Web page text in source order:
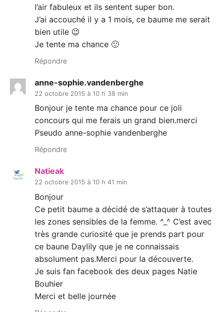
l’air fabuleux et ils sentent super bon.
J’ai accouché il y a 1 mois, ce baume me serait
bien utile 😉
Je tente ma chance 🙂
Répondre
anne-sophie.vandenberghe
22 octobre 2015 à 10 h 38 min
Bonjour je tente ma chance pour ce joli
concours qui me ferais un grand bien.merci
Pseudo anne-sophie vandenberghe
Répondre
Natieak
22 octobre 2015 à 10 h 41 min
Bonjour
Ce petit baume a décidé de s’attaquer à toutes
les zones sensibles de la femme. ^_^ C’est avec
très grande curiosité que je prends part pour
ce baune Daylily que je ne connaissais
absolument pas.Merci pour la découverte.
Je suis fan facebook des deux pages Natie
Bouhier
Merci et belle journée